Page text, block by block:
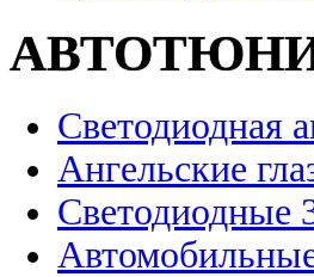
Светодиодная
Ангельские
Светодиодные